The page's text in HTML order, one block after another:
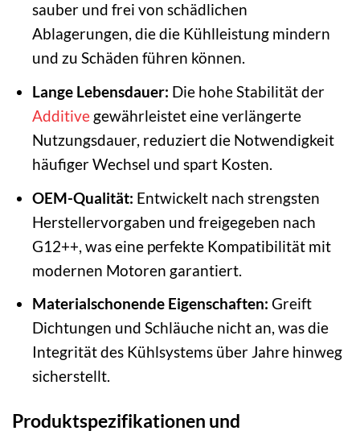
sauber und frei von schädlichen
Ablagerungen, die die Kühlleistung mindern
und zu Schäden führen können.
Lange Lebensdauer: Die hohe Stabilität der
Additive gewährleistet eine verlängerte
Nutzungsdauer, reduziert die Notwendigkeit
häufiger Wechsel und spart Kosten.
OEM-Qualität: Entwickelt nach strengsten
Herstellervorgaben und freigegeben nach
G12++, was eine perfekte Kompatibilität mit
modernen Motoren garantiert.
Materialschonende Eigenschaften: Greift
Dichtungen und Schläuche nicht an, was die
Integrität des Kühlsystems über Jahre hinweg
sicherstellt.
Produktspezifikationen und